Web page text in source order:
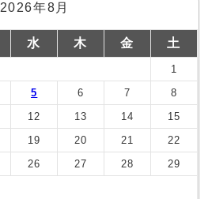
2026年8月
水 木 金 土
1
5 6 7
8
12 13 14
15
19 20 21
22
26 27 28
29